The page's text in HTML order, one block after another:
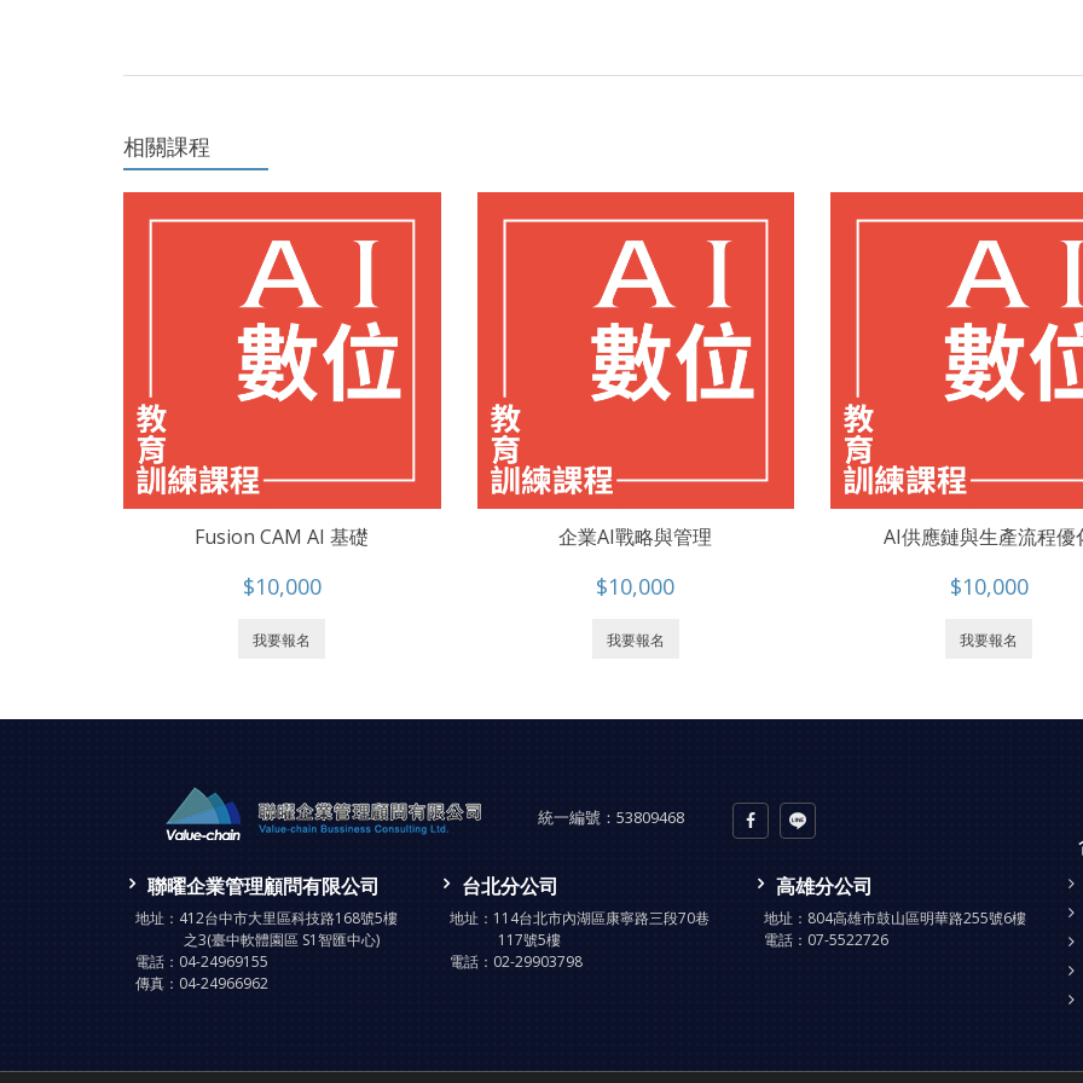
相關課程
Fusion CAM AI 基礎
$10,000
我要報名
企業AI戰略與管理
$10,000
我要報名
AI供應鏈與生產流程優
$10,000
我要報名
統一編號： 53809468
聯曜企業管理顧問有限公司
地址： 412台中市大里區科技路168號5樓
之3(臺中軟體園區 S1智匯中心)
電話： 04-24969155
傳真： 04-24966962
台北分公司
地址： 114台北市內湖區康寧路三段70巷
117號5樓
電話： 02-29903798
高雄分公司
地址： 804高雄市鼓山區明華路255號6樓
電話： 07-5522726